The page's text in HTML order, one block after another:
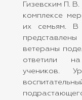
Гизевским П.
комплексе
их семьям. В
ветераны
ответили
учеников.